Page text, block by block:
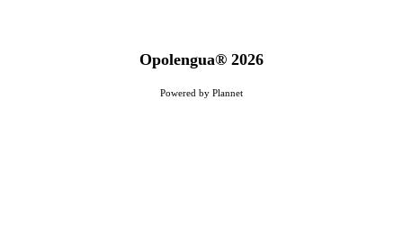
Opolengua® 2026
Powered by Plannet